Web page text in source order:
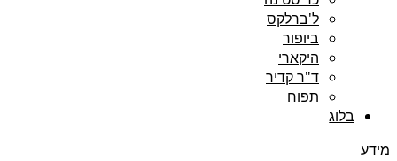
ל'ברלקס
ביופור
היקארי
ד"ר קדיר
תפוח
בלוג
מידע